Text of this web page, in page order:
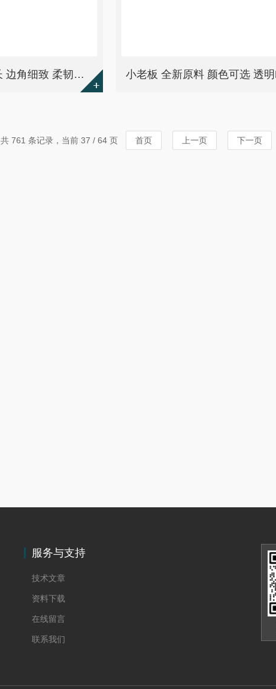
小老板 使用寿命长 边角细致 柔韧性好 PVC塑料角线
共 761 条记录，当前 37 / 64 页 首页 上一页 下一页
服务与支持
技术文章
资料下载
在线留言
联系我们